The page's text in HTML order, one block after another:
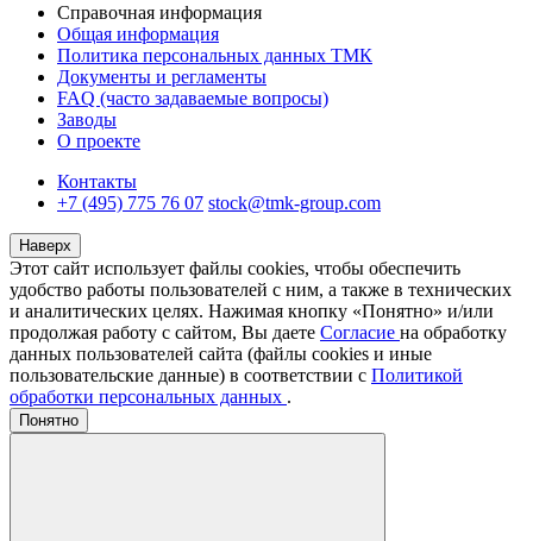
Справочная информация
Общая информация
Политика персональных данных ТМК
Документы и регламенты
FAQ (часто задаваемые вопросы)
Заводы
О проекте
Контакты
+7 (495) 775 76 07 stock@tmk-group.com
Наверх
Этот сайт использует файлы cookies, чтобы обеспечить
удобство работы пользователей с ним, а также в технических
и аналитических целях. Нажимая кнопку «Понятно» и/или
продолжая работу с сайтом, Вы даете Согласие на обработку
данных пользователей сайта (файлы cookies и иные
пользовательские данные) в соответствии с Политикой
обработки персональных данных .
Понятно